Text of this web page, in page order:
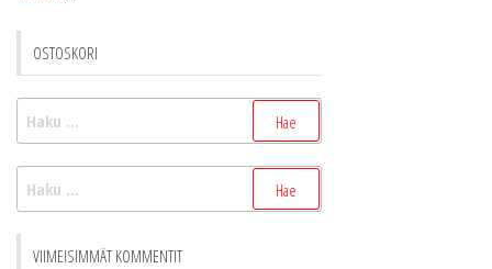
OSTOSKORI
Haku:
Haku:
VIIMEISIMMÄT KOMMENTIT